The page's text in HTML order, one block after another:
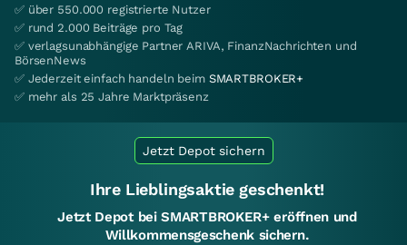
✅ über 550.000 registrierte Nutzer
✅ rund 2.000 Beiträge pro Tag
✅ verlagsunabhängige Partner ARIVA, FinanzNachrichten und
BörsenNews
✅ Jederzeit einfach handeln beim SMARTBROKER+
✅ mehr als 25 Jahre Marktpräsenz
Jetzt Depot sichern
Ihre Lieblingsaktie geschenkt!
Jetzt Depot bei SMARTBROKER+ eröffnen und
Willkommensgeschenk sichern.